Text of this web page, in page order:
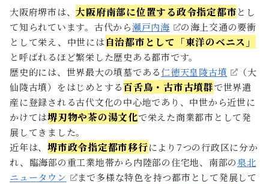
交通アクセス
大阪府堺市は、大阪府南部に位置する政令指定都市とし
て知られています。古代から瀬戸内海
の海上交通の要衝
として栄え、中世には自治都市として「東洋のベニス」
と呼ばれるほど繁栄した歴史ある都市です。
歴史的には、世界最大の墳墓である仁徳天皇陵古墳
（大
仙陵古墳）をはじめとする百舌鳥・古市古墳群で世界遺
産に登録される古代文化の中心地であり、中世から近世に
かけては堺刃物や茶の湯文化で栄えた商業都市として発
展してきました。
近年は、 堺市政令指定都市移行により7つの行政区に分か
れ、臨海部の重工業地帯から内陸部の住宅地、南部の泉北
ニュータウン
まで多様な特色を持つ都市として発展して